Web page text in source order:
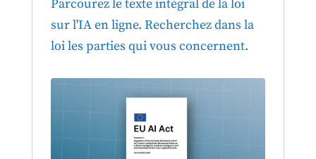
Parcourez le texte intégral de la loi
sur l'IA en ligne. Recherchez dans la
loi les parties qui vous concernent.